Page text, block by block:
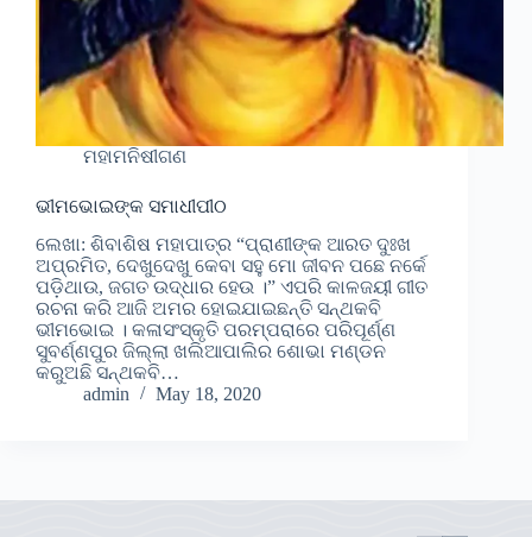
ମହାମନିଷୀଗଣ
ଭୀମଭୋଇଙ୍କ ସମାଧୀପୀଠ
ଲେଖା: ଶିବାଶିଷ ମହାପାତ୍ର “ପ୍ରାଣୀଙ୍କ ଆରତ ଦୁଃଖ
ଅପ୍ରମିତ, ଦେଖୁଦେଖୁ କେବା ସହୁ ମୋ ଜୀବନ ପଛେ ନର୍କେ
ପଡ଼ିଥାଉ, ଜଗତ ଉଦ୍ଧାର ହେଉ ।” ଏପରି କାଳଜୟୀ ଗୀତ
ରଚନା କରି ଆଜି ଅମର ହୋଇଯାଇଛନ୍ତି ସନ୍ଥକବି
ଭୀମଭୋଇ । କଳାସଂସ୍କୃତି ପରମ୍ପରାରେ ପରିପୂର୍ଣ୍ଣ
ସୁବର୍ଣ୍ଣପୁର ଜିଲ୍ଲା ଖଲିଆପାଲିର ଶୋଭା ମଣ୍ଡନ
କରୁଅଛି ସନ୍ଥକବି…
admin
May 18, 2020